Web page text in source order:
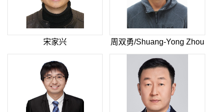
宋家兴 周双勇/Shuang-Yong Zhou